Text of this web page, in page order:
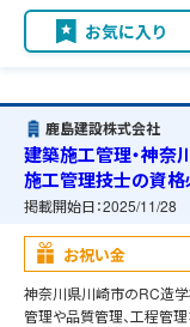
お気に入り
鹿島建設株式会社
建築施工管理・神奈
施工管理技士の資格
掲載開始日：2025/11/28
お祝い金
神奈川県川崎市のRC造
管理や品質管理、工程管